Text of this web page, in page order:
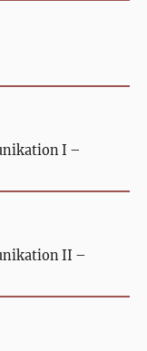
I –
II –